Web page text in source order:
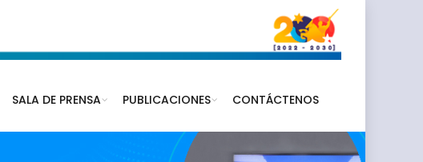
SALA DE PRENSA PUBLICACIONES CONTÁCTENOS